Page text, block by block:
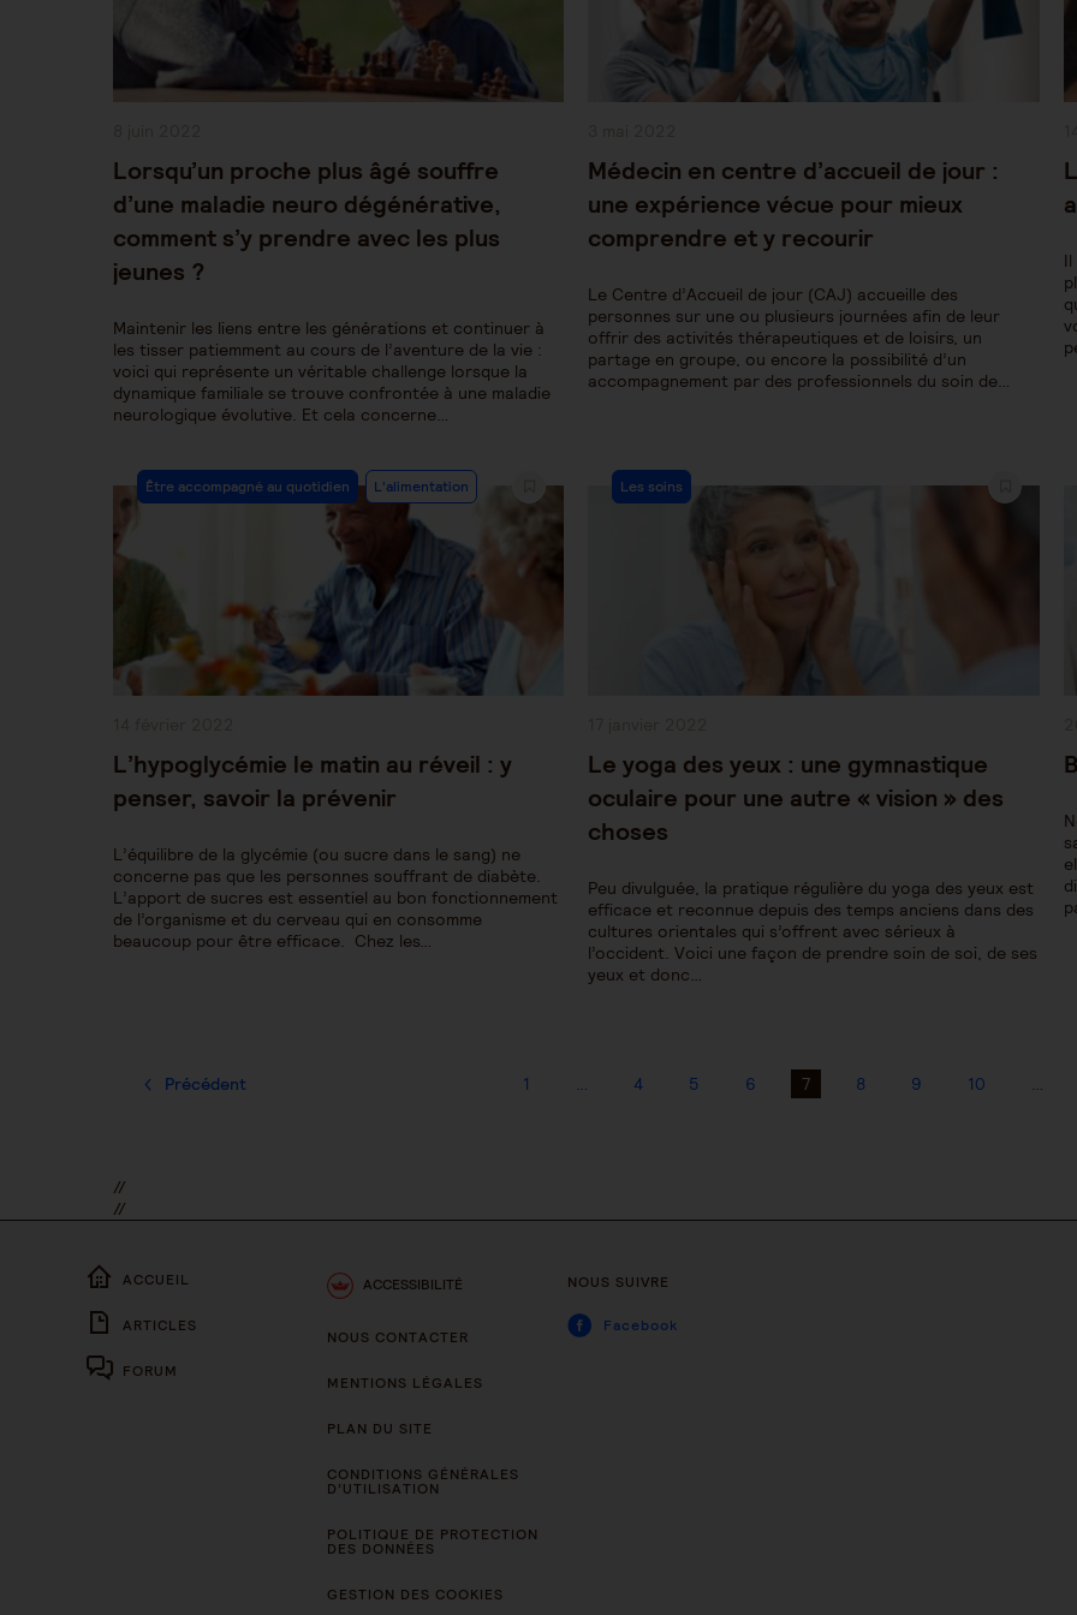
Lorsqu’un proche plus âgé souffre
d’une maladie neuro dégénérative,
comment s’y prendre avec les plus
jeunes ?
Maintenir les liens entre les générations et continuer à
les tisser patiemment au cours de l’aventure de la vie :
voici qui représente un véritable challenge lorsque la
dynamique familiale se trouve confrontée à une maladie
neurologique évolutive. Et cela concerne…
Médecin en centre d’accueil de jour :
une expérience vécue pour mieux
comprendre et y recourir
Le Centre d’Accueil de jour (CAJ) accueille des
personnes sur une ou plusieurs journées afin de leur
offrir des activités thérapeutiques et de loisirs, un
partage en groupe, ou encore la possibilité d’un
accompagnement par des professionnels du soin de…
Post
Category:
Être accompagné au quotidien L'alimentation
L’hypoglycémie le matin au réveil : y
penser, savoir la prévenir
L’équilibre de la glycémie (ou sucre dans le sang) ne
concerne pas que les personnes souffrant de diabète.
L’apport de sucres est essentiel au bon fonctionnement
de l’organisme et du cerveau qui en consomme
beaucoup pour être efficace. Chez les…
Post
Category:
Les soins
Le yoga des yeux : une gymnastique
oculaire pour une autre « vision » des
choses
Peu divulguée, la pratique régulière du yoga des yeux est
efficace et reconnue depuis des temps anciens dans des
cultures orientales qui s’offrent avec sérieux à
l’occident. Voici une façon de prendre soin de soi, de ses
yeux et donc…
Précédent 1 … 4 5 6 7 8 9 10 …
//
//
ACCUEIL
ARTICLES
FORUM
ACCESSIBILITÉ
NOUS CONTACTER
MENTIONS LÉGALES
PLAN DU SITE
CONDITIONS GÉNÉRALES
D’UTILISATION
POLITIQUE DE PROTECTION
DES DONNÉES
GESTION DES COOKIES
NOUS SUIVRE
Facebook